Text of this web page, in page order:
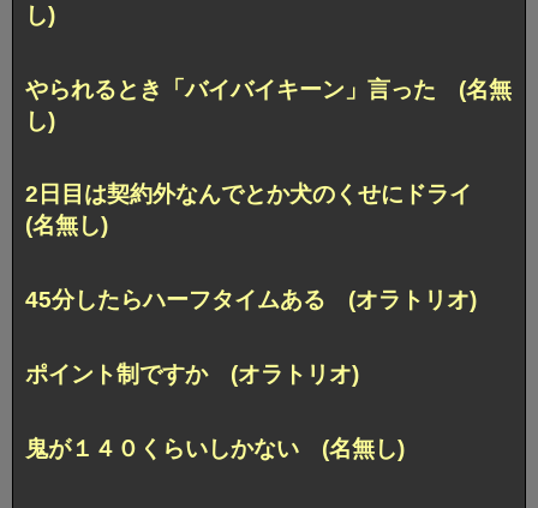
し)
やられるとき「バイバイキーン」言った (名無
し)
2日目は契約外なんでとか犬のくせにドライ
(名無し)
45分したらハーフタイムある (オラトリオ)
ポイント制ですか (オラトリオ)
鬼が１４０くらいしかない (名無し)